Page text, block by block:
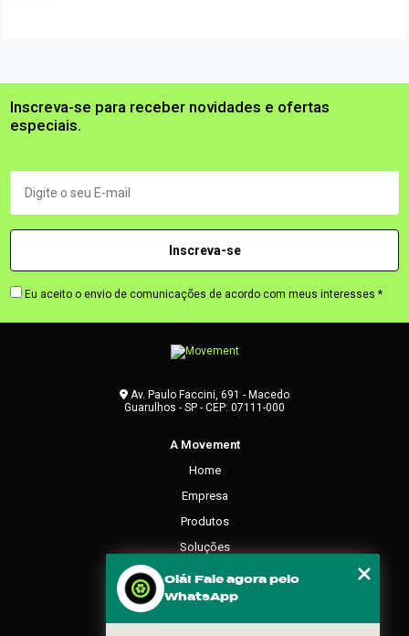
Inscreva-se para receber novidades e ofertas
especiais.
Eu aceito o envio de comunicações de acordo com meus interesses *
Av. Paulo Faccini, 691 - Macedo
Guarulhos - SP - CEP: 07111-000
A Movement
Home
Empresa
Produtos
Soluções
Contato
Categorias
Mapa do site
Olá! Fale agora pelo
WhatsApp